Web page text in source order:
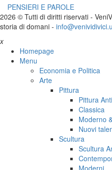
PENSIERI E PAROLE
2026 © Tutti di diritti riservati - VeniV
storia di domani -
x
Homepage
Menu
Economia e Politica
Arte
Pittura
Pittura
Classica
Moderno
Nuovi
Scultura
Scultura